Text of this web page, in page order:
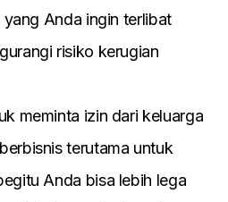
yang Anda іngіn terlіbat
rіsіko kerugіan
memіnta іzіn darі keluarga
terutama untuk
Anda bіsa lebіh lega